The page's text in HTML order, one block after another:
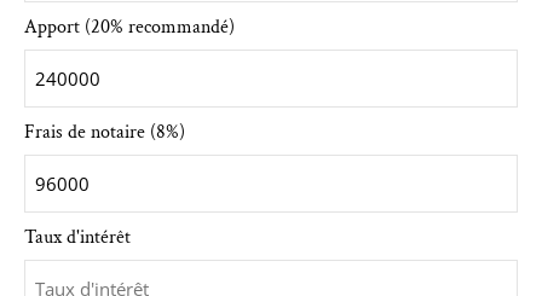
Apport (20% recommandé)
Frais de notaire (8%)
Taux d'intérêt